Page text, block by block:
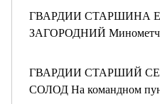
ГВАРДИИ СТАРШИНА
ЗАГОРОДНИЙ
ГВАРДИИ СТАРШИЙ
СОЛОД На командном